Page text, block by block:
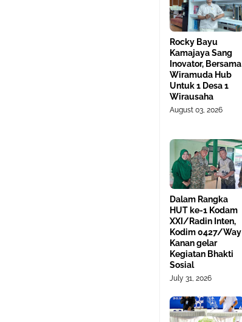
Rocky Bayu
Kamajaya Sang
Inovator, Bersama
Wiramuda Hub
Untuk 1 Desa 1
Wirausaha
August 03, 2026
Dalam Rangka
HUT ke-1 Kodam
XXI/Radin Inten,
Kodim 0427/Way
Kanan gelar
Kegiatan Bhakti
Sosial
July 31, 2026